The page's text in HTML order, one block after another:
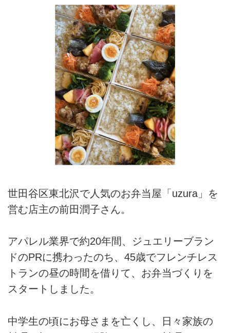
世田谷区東北沢で人気のお弁当屋「uzura」を
営む店主の前田潤子さん。
アパレル業界で約20年間、ジュエリーブラン
ドのPRに携わったのち、45歳でフレンチレス
トランの昼の時間を借りて、お弁当づくりを
スタートしました。
中学生の頃にお母さまを亡くし、日々家族の